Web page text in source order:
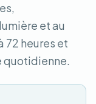
et au
72 heures et
quotidienne.